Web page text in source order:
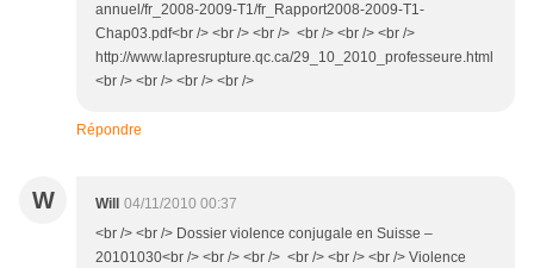
annuel/fr_2008-2009-T1/fr_Rapport2008-2009-T1-
Chap03.pdf<br /> <br /> <br /> <br /> <br /> <br />
http://www.lapresrupture.qc.ca/29_10_2010_professeure.html
<br /> <br /> <br /> <br />
Répondre
W Will
04/11/2010 00:37
<br /> <br /> Dossier violence conjugale en Suisse –
20101030<br /> <br /> <br /> <br /> <br /> <br /> Violence